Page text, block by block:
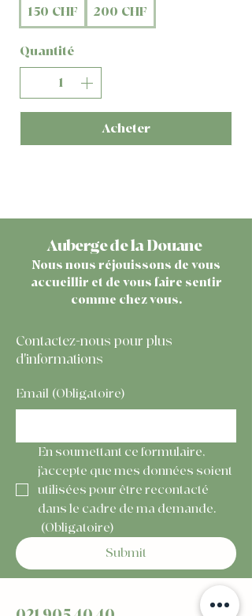
150 CHF
200 CHF
Quantité
Acheter
Auberge de la Douane
Nous nous réjouissons de vous
accueillir et de vous faire sentir
comme chez vous.
Contactez-nous pour plus
d'informations
Email (Obligatoire)
En soumettant ce formulaire,
j’accepte que mes données soient
utilisées pour être recontacté
dans le cadre de ma demande.
(Obligatoire)
Submit